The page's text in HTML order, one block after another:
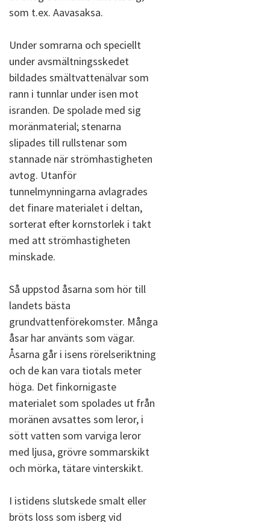
som t.ex. Aavasaksa.
Under somrarna och speciellt
under avsmältningsskedet
bildades smältvattenälvar som
rann i tunnlar under isen mot
isranden. De spolade med sig
moränmaterial; stenarna
slipades till rullstenar som
stannade när strömhastigheten
avtog. Utanför
tunnelmynningarna avlagrades
det finare materialet i deltan,
sorterat efter kornstorlek i takt
med att strömhastigheten
minskade.
Så uppstod åsarna som hör till
landets bästa
grundvattenförekomster. Många
åsar har använts som vägar.
Åsarna går i isens rörelseriktning
och de kan vara tiotals meter
höga. Det finkornigaste
materialet som spolades ut från
moränen avsattes som leror, i
sött vatten som varviga leror
med ljusa, grövre sommarskikt
och mörka, tätare vinterskikt.
I istidens slutskede smalt eller
bröts loss som isberg vid